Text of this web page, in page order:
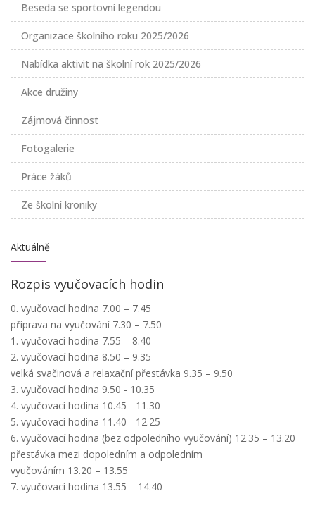
Beseda se sportovní legendou
Organizace školního roku 2025/2026
Nabídka aktivit na školní rok 2025/2026
Akce družiny
Zájmová činnost
Fotogalerie
Práce žáků
Ze školní kroniky
Aktuálně
Rozpis vyučovacích hodin
0. vyučovací hodina 7.00 – 7.45
příprava na vyučování 7.30 – 7.50
1. vyučovací hodina 7.55 – 8.40
2. vyučovací hodina 8.50 – 9.35
velká svačinová a relaxační přestávka 9.35 – 9.50
3. vyučovací hodina 9.50 - 10.35
4. vyučovací hodina 10.45 - 11.30
5. vyučovací hodina 11.40 - 12.25
6. vyučovací hodina (bez odpoledního vyučování) 12.35 – 13.20
přestávka mezi dopoledním a odpoledním
vyučováním 13.20 – 13.55
7. vyučovací hodina 13.55 – 14.40